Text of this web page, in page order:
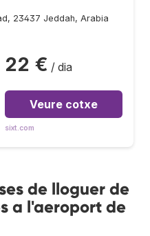
23437 Jeddah, Arabia
22 € / dia
Veure cotxe
sixt.com
de lloguer de
a l'aeroport de